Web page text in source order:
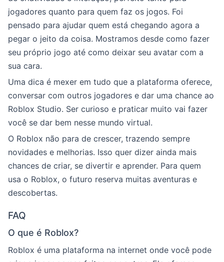
jogadores quanto para quem faz os jogos. Foi
pensado para ajudar quem está chegando agora a
pegar o jeito da coisa. Mostramos desde como fazer
seu próprio jogo até como deixar seu avatar com a
sua cara.
Uma dica é mexer em tudo que a plataforma oferece,
conversar com outros jogadores e dar uma chance ao
Roblox Studio. Ser curioso e praticar muito vai fazer
você se dar bem nesse mundo virtual.
O Roblox não para de crescer, trazendo sempre
novidades e melhorias. Isso quer dizer ainda mais
chances de criar, se divertir e aprender. Para quem
usa o Roblox, o futuro reserva muitas aventuras e
descobertas.
FAQ
O que é Roblox?
Roblox é uma plataforma na internet onde você pode